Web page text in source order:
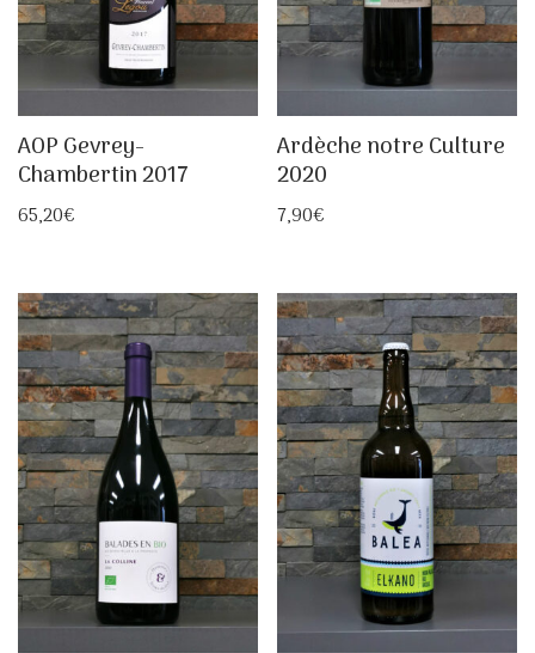
AOP Gevrey-
Chambertin 2017
65,20€
Ardèche notre Culture
2020
7,90€